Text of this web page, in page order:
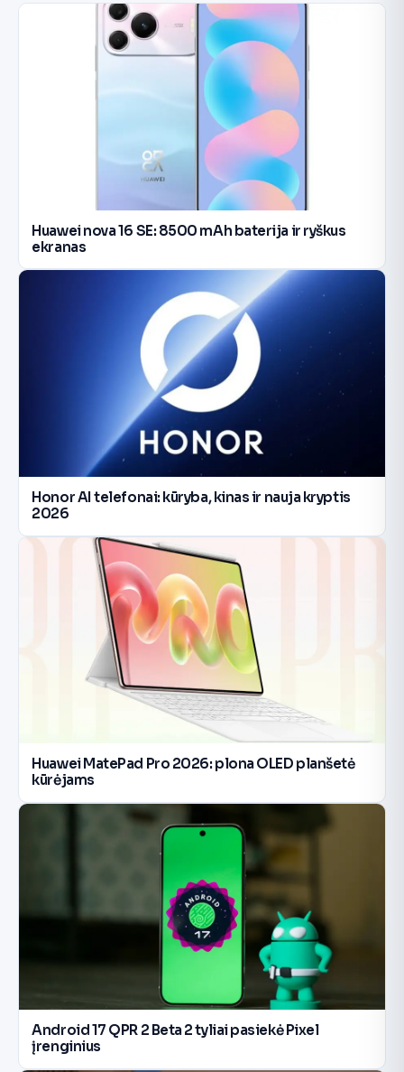
Huawei nova 16 SE: 8500 mAh baterija ir ryškus
ekranas
Honor AI telefonai: kūryba, kinas ir nauja kryptis
2026
Huawei MatePad Pro 2026: plona OLED planšetė
kūrėjams
Android 17 QPR 2 Beta 2 tyliai pasiekė Pixel
įrenginius